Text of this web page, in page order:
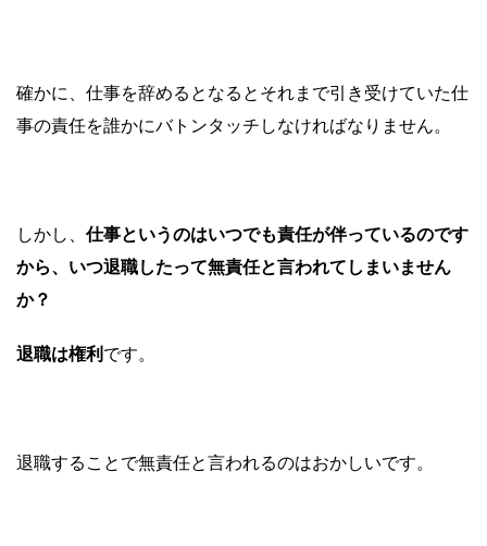
確かに、仕事を辞めるとなるとそれまで引き受けていた仕
事の責任を誰かにバトンタッチしなければなりません。
しかし、 仕事というのはいつでも責任が伴っているのです
から、いつ退職したって無責任と言われてしまいません
か？
退職は権利 です。
退職することで無責任と言われるのはおかしいです。